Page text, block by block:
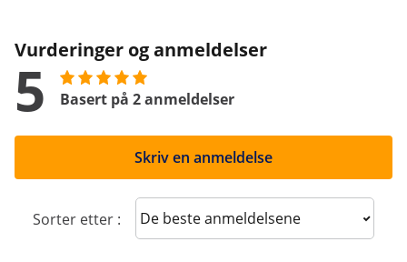
Vurderinger og anmeldelser
5 Basert på 2 anmeldelser
Skriv en anmeldelse
Sorter etter : Sort reviews